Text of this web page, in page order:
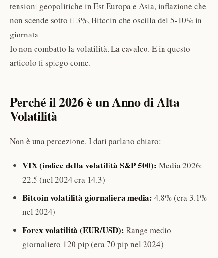
tensioni geopolitiche in Est Europa e Asia, inflazione che
non scende sotto il 3%, Bitcoin che oscilla del 5-10% in
giornata.
Io non combatto la volatilità. La cavalco. E in questo
articolo ti spiego come.
Perché il 2026 è un Anno di Alta
Volatilità
Non è una percezione. I dati parlano chiaro:
VIX (indice della volatilità S&P 500): Media 2026:
22.5 (nel 2024 era 14.3)
Bitcoin volatilità giornaliera media: 4.8% (era 3.1%
nel 2024)
Forex volatilità (EUR/USD): Range medio
giornaliero 120 pip (era 70 pip nel 2024)